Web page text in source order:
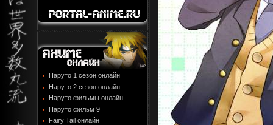
Наруто 1 сезон онлайн
Наруто 2 сезон онлайн
Наруто фильмы онлайн
Наруто фильм 9
Fairy Tail онлайн